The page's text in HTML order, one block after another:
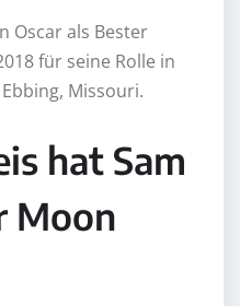
Oscar als Bester
für seine Rolle in
Missouri.
hat Sam
Moon